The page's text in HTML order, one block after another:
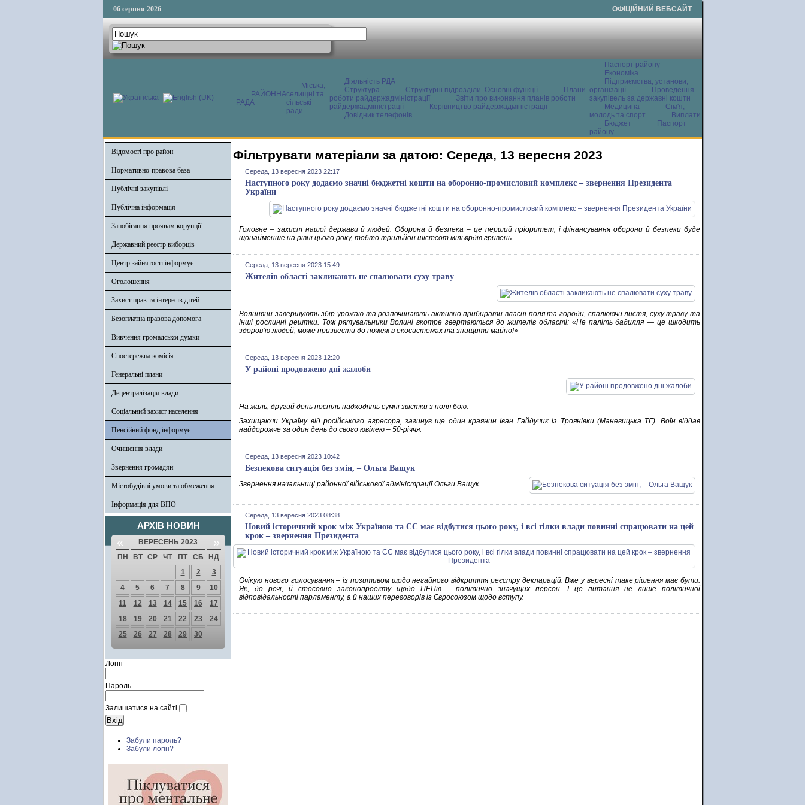
06 серпня 2026 ОФІЦІЙНИЙ ВЕБСАЙТ
РАЙОННА
РАДА
Міська,
селищні та
сільські
ради
Діяльність РДА
Структура
Структурні підрозділи. Основні функції
Плани
роботи райдержадміністрації
Звіти про виконання планів роботи
райдержадміністрації
Керівництво райдержадміністрації
Довідник телефонів
Паспорт району
Економіка
Підприємства, установи,
організації
Проведення
закупівель за державні кошти
Медицина
Сім'я,
молодь та спорт
Виплати
Бюджет
Паспорт
району
Відомості про район
Нормативно-правова база
Публічні закупівлі
Публічна інформація
Запобігання проявам корупції
Державний реєстр виборців
Центр зайнятості інформує
Оголошення
Захист прав та інтересів дітей
Безоплатна правова допомога
Вивчення громадської думки
Спостережна комісія
Генеральні плани
Децентралізація влади
Соціальний захист населення
Пенсійний фонд інформує
Очищення влади
Звернення громадян
Містобудівні умови та обмеження
Інформація для ВПО
АРХІВ НОВИН
« ВЕРЕСЕНЬ 2023 »
ПН ВТ СР ЧТ ПТ СБ
НД
1
2
3
4
5 6 7 8 9
10
11
12 13 14 15 16
17
18
19 20 21 22 23
24
25
26 27 28 29 30
Логін
Пароль
Залишатися на сайті
Забули пароль?
Забули логін?
Фільтрувати матеріали за датою: Середа, 13 вересня 2023
Середа, 13 вересня 2023 22:17
Наступного року додаємо значні бюджетні кошти на оборонно-промисловий комплекс – звернення Президента
України
Головне – захист нашої держави й людей. Оборона й безпека – це перший пріоритет, і фінансування оборони й безпеки буде
щонайменше на рівні цього року, тобто трильйон шістсот мільярдів гривень.
Середа, 13 вересня 2023 15:49
Жителів області закликають не спалювати суху траву
Волиняни завершують збір урожаю та розпочинають активно прибирати власні поля та городи, спалюючи листя, суху траву та
інші рослинні рештки. Тож рятувальники Волині вкотре звертаються до жителів області: «Не паліть бадилля — це шкодить
здоров’ю людей, може призвести до пожеж в екосистемах та знищити майно!»
Середа, 13 вересня 2023 12:20
У районі продовжено дні жалоби
На жаль, другий день поспіль надходять сумні звістки з поля бою.
Захищаючи Україну від російського агресора, загинув ще один краянин Іван Гайдучик із Троянівки (Маневицька ТГ). Воїн віддав
найдорожче за один день до свого ювілею – 50-річчя.
Середа, 13 вересня 2023 10:42
Безпекова ситуація без змін, – Ольга Ващук
Звернення начальниці районної військової адміністрації Ольги Ващук
Середа, 13 вересня 2023 08:38
Новий історичний крок між Україною та ЄС має відбутися цього року, і всі гілки влади повинні спрацювати на цей
крок – звернення Президента
Очікую нового голосування – із позитивом щодо негайного відкриття реєстру декларацій. Вже у вересні таке рішення має бути.
Як, до речі, й стосовно законопроекту щодо ПЕПів – політично значущих персон. І це питання не лише політичної
відповідальності парламенту, а й наших переговорів із Євросоюзом щодо вступу.